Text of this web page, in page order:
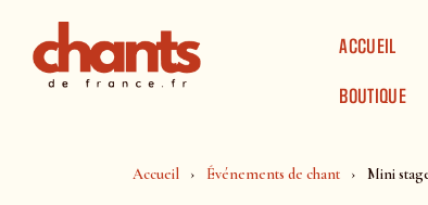
ACCUEIL
BOUTIQUE
Accueil Événements de chant Mini